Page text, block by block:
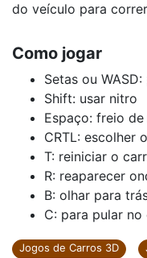
do veículo para
Como jogar
Setas ou
Shift: usar nitro
Espaço: freio de
CRTL: escolher
T: reiniciar o
R: reaparecer
B: olhar para
C: para pular
Jogos de Carros 3D